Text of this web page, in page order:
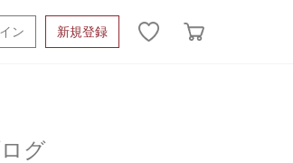
ン 新規登録
タオルケット類
グ